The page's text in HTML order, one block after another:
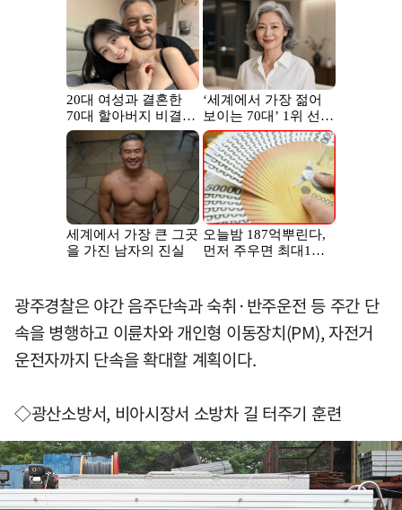
광주경찰은 야간 음주단속과 숙취·반주운전 등 주간 단
속을 병행하고 이륜차와 개인형 이동장치(PM), 자전거
운전자까지 단속을 확대할 계획이다.
◇광산소방서, 비아시장서 소방차 길 터주기 훈련